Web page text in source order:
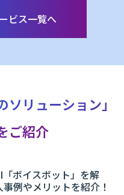
ビス一覧へ
ソリューション」
ご紹介
ボイスボット」を解
例やメリットを紹介！